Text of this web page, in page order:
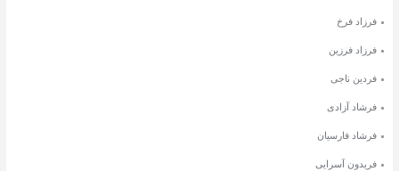
فرزاد فرخ
فرزاد فرزین
فردین ناجی
فرشاد آزادی
فرشاد فارسیان
فریدون آسرایی